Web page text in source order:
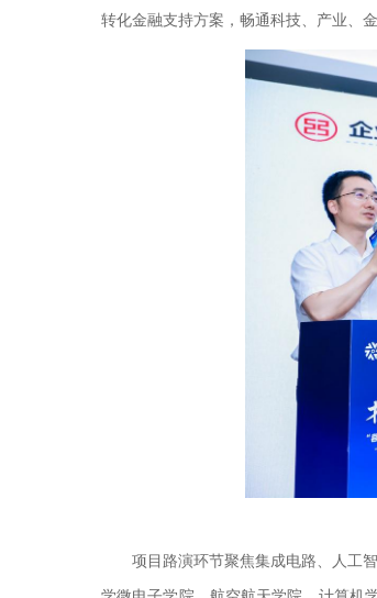
转化金融支持方案，畅通科技、产业、
项目路演环节聚焦集成电路、人工